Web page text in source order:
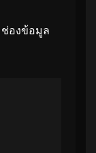
ช่องข้อมูล